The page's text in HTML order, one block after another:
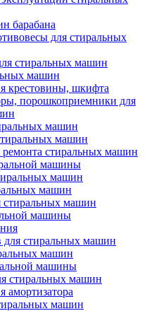
барабана
для стиральных
стиральных машин
машин
крестовины, шкифта
порошкоприемники для
машин
машин
стиральных машин
машины
машин
машин
стиральных машин
машины
стиральных машин
машин
машины
стиральных машин
амортизатора
машин